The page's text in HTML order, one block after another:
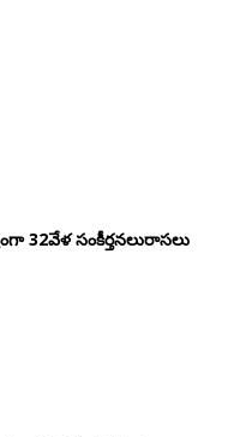
32వేళ సంకీర్తనలురాసలు